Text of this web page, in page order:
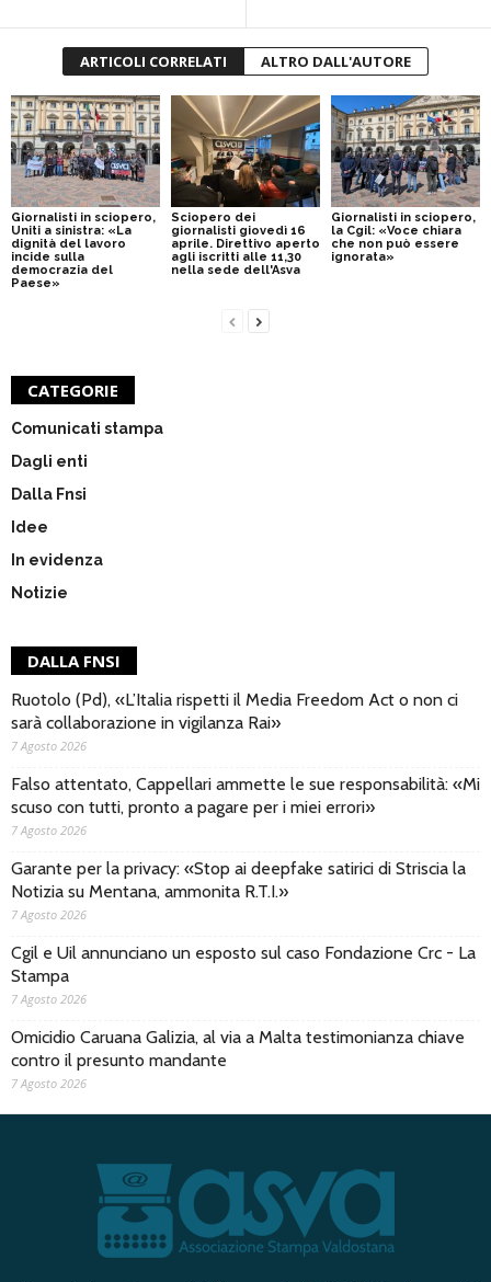
ARTICOLI CORRELATI ALTRO DALL'AUTORE
Giornalisti in sciopero,
Uniti a sinistra: «La
dignità del lavoro
incide sulla
democrazia del
Paese»
Sciopero dei
giornalisti giovedì 16
aprile. Direttivo aperto
agli iscritti alle 11,30
nella sede dell'Asva
Giornalisti in sciopero,
la Cgil: «Voce chiara
che non può essere
ignorata»
CATEGORIE
Comunicati stampa
Dagli enti
Dalla Fnsi
Idee
In evidenza
Notizie
DALLA FNSI
Ruotolo (Pd), «L’Italia rispetti il Media Freedom Act o non ci
sarà collaborazione in vigilanza Rai»
7 Agosto 2026
Falso attentato, Cappellari ammette le sue responsabilità: «Mi
scuso con tutti, pronto a pagare per i miei errori»
7 Agosto 2026
Garante per la privacy: «Stop ai deepfake satirici di Striscia la
Notizia su Mentana, ammonita R.T.I.»
7 Agosto 2026
Cgil e Uil annunciano un esposto sul caso Fondazione Crc - La
Stampa
7 Agosto 2026
Omicidio Caruana Galizia, al via a Malta testimonianza chiave
contro il presunto mandante
7 Agosto 2026